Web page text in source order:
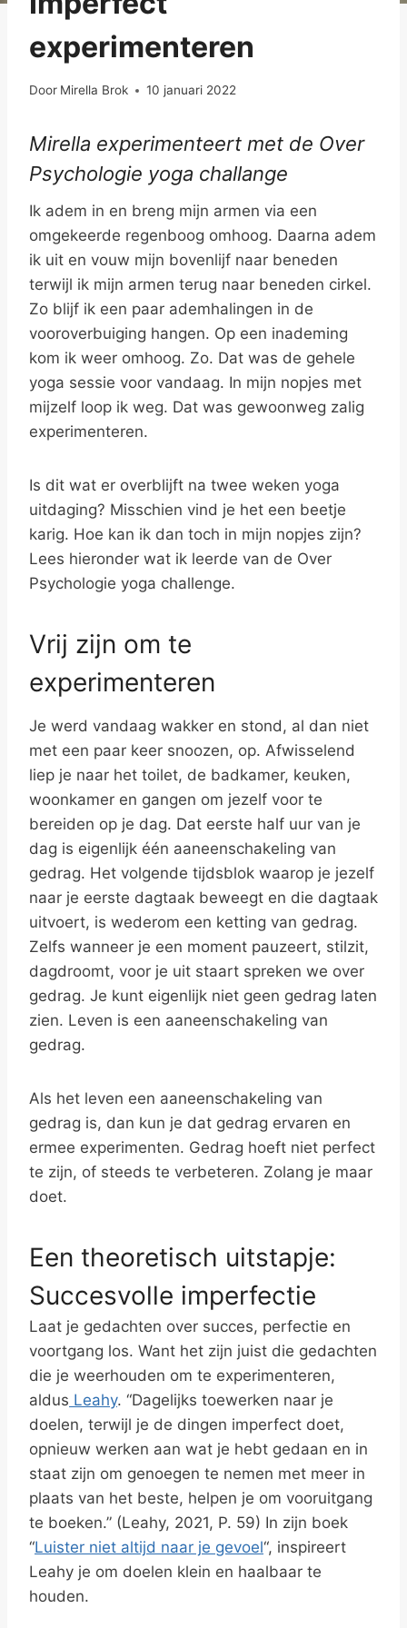
experimenteren
Door Mirella Brok 10 januari 2022
Mirella experimenteert met de Over
Psychologie yoga challange
Ik adem in en breng mijn armen via een
omgekeerde regenboog omhoog. Daarna adem
ik uit en vouw mijn bovenlijf naar beneden
terwijl ik mijn armen terug naar beneden cirkel.
Zo blijf ik een paar ademhalingen in de
vooroverbuiging hangen. Op een inademing
kom ik weer omhoog. Zo. Dat was de gehele
yoga sessie voor vandaag. In mijn nopjes met
mijzelf loop ik weg. Dat was gewoonweg zalig
experimenteren.
Is dit wat er overblijft na twee weken yoga
uitdaging? Misschien vind je het een beetje
karig. Hoe kan ik dan toch in mijn nopjes zijn?
Lees hieronder wat ik leerde van de Over
Psychologie yoga challenge.
Vrij zijn om te
experimenteren
Je werd vandaag wakker en stond, al dan niet
met een paar keer snoozen, op. Afwisselend
liep je naar het toilet, de badkamer, keuken,
woonkamer en gangen om jezelf voor te
bereiden op je dag. Dat eerste half uur van je
dag is eigenlijk één aaneenschakeling van
gedrag. Het volgende tijdsblok waarop je jezelf
naar je eerste dagtaak beweegt en die dagtaak
uitvoert, is wederom een ketting van gedrag.
Zelfs wanneer je een moment pauzeert, stilzit,
dagdroomt, voor je uit staart spreken we over
gedrag. Je kunt eigenlijk niet geen gedrag laten
zien. Leven is een aaneenschakeling van
gedrag.
Als het leven een aaneenschakeling van
gedrag is, dan kun je dat gedrag ervaren en
ermee experimenten. Gedrag hoeft niet perfect
te zijn, of steeds te verbeteren. Zolang je maar
doet.
Een theoretisch uitstapje:
Succesvolle imperfectie
Laat je gedachten over succes, perfectie en
voortgang los. Want het zijn juist die gedachten
die je weerhouden om te experimenteren,
aldus Leahy. “Dagelijks toewerken naar je
doelen, terwijl je de dingen imperfect doet,
opnieuw werken aan wat je hebt gedaan en in
staat zijn om genoegen te nemen met meer in
plaats van het beste, helpen je om vooruitgang
te boeken.” (Leahy, 2021, P. 59) In zijn boek
“Luister niet altijd naar je gevoel“, inspireert
Leahy je om doelen klein en haalbaar te
houden.